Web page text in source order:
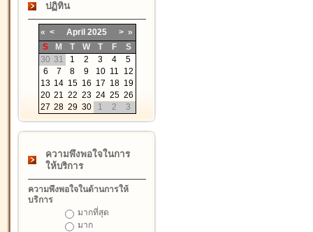
ปฏิทิน
« < April 2025 > »
S
M T W T F
S
30 31 1 2 3 4
5
6
7 8 9 10 11
12
13 14 15 16 17 18 19
20 21 22 23 24 25 26
27 28 29 30 1 2 3
ความพึงพอใจในการ
ให้บริการ
ความพึงพอใจในด้านการให้
บริการ
มากที่สุด
มาก